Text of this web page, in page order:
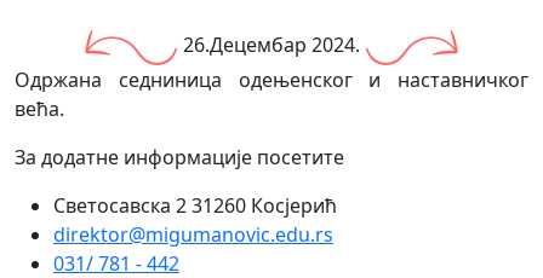
26.Децембар 2024.
Одржана седниница одењенског и наставничког
већа.
За додатне информације посетите
Светосавска 2 31260 Косјерић
direktor@migumanovic.edu.rs
031/ 781 - 442